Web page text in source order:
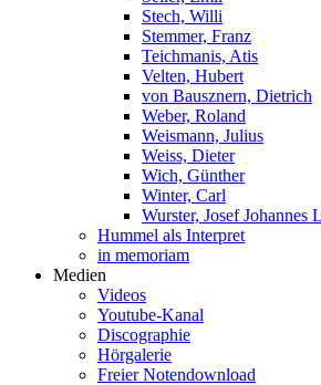
Stech, Willi
Stemmer, Franz
Teichmanis, Atis
Velten, Hubert
von Bausznern, Dietrich
Weber, Roland
Weismann, Julius
Weiss, Dieter
Wich, Günther
Winter, Carl
Wurster, Josef Johannes
Hummel als Interpret
in memoriam
Medien
Videos
Youtube-Kanal
Discographie
Hörgalerie
Freier Notendownload